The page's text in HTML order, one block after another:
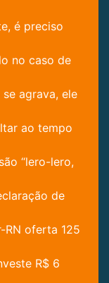
é preciso
no caso de
agrava, ele
ao tempo
“lero-lero,
de
RN oferta 125
R$ 6